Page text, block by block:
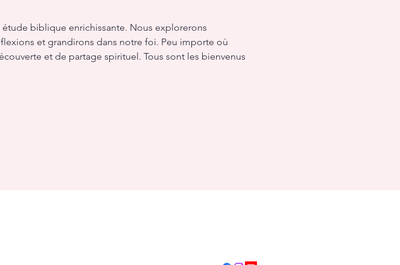
biblique enrichissante. Nous explorerons
et grandirons dans notre foi. Peu importe où
et de partage spirituel. Tous sont les bienvenus